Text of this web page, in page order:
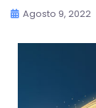
Agosto 9, 2022